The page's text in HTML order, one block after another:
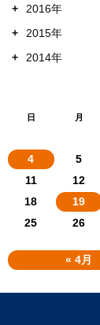
+
2016年
+
2015年
+
2014年
日 月
« 4月
4
5
11
12
18
19
25
26